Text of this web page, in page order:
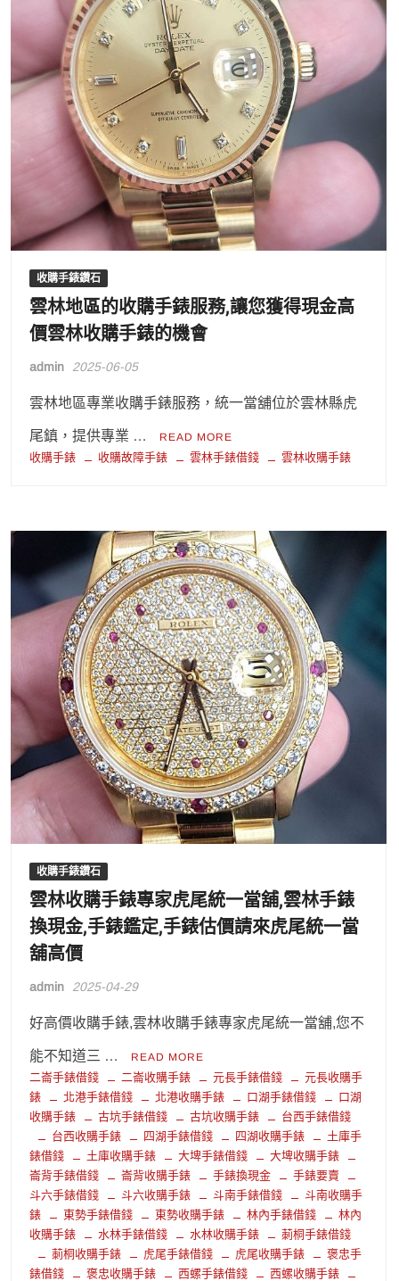
收購手錶鑽石
雲林地區的收購手錶服務,讓您獲得現金高
價雲林收購手錶的機會
admin 2025-06-05
雲林地區專業收購手錶服務，統一當舖位於雲林縣虎
尾鎮，提供專業 … READ MORE
收購手錶 收購故障手錶 雲林手錶借錢 雲林收購手錶
收購手錶鑽石
雲林收購手錶專家虎尾統一當舖,雲林手錶
換現金,手錶鑑定,手錶估價請來虎尾統一當
舖高價
admin 2025-04-29
好高價收購手錶,雲林收購手錶專家虎尾統一當舖,您不
能不知道三 … READ MORE
二崙手錶借錢 二崙收購手錶 元長手錶借錢
元長收購手
錶
北港手錶借錢 北港收購手錶 口湖手錶借錢
口湖
收購手錶
古坑手錶借錢 古坑收購手錶
台西手錶借錢
台西收購手錶
四湖手錶借錢 四湖收購手錶
土庫手
錶借錢
土庫收購手錶 大埤手錶借錢
大埤收購手錶
崙背手錶借錢
崙背收購手錶 手錶換現金
手錶要賣
斗六手錶借錢
斗六收購手錶 斗南手錶借錢
斗南收購手
錶
東勢手錶借錢 東勢收購手錶 林內手錶借錢
林內
收購手錶
水林手錶借錢 水林收購手錶
莿桐手錶借錢
莿桐收購手錶
虎尾手錶借錢 虎尾收購手錶
褒忠手
錶借錢
褒忠收購手錶 西螺手錶借錢 西螺收購手錶